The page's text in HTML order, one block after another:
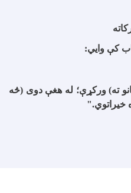
کې وایي:
ته) ورکړې؛ له هغې دوی (څه
خیراتوي".